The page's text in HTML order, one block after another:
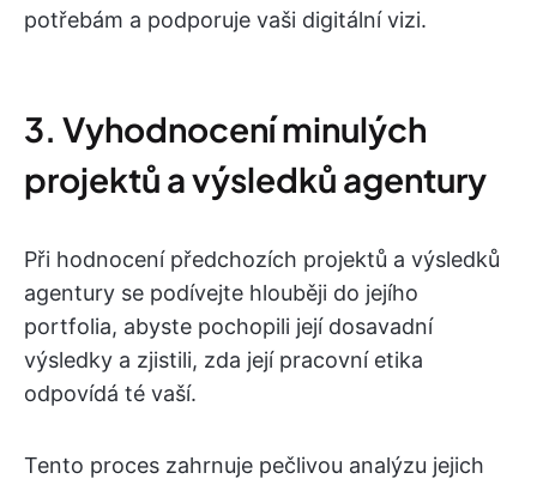
potřebám a podporuje vaši digitální vizi.
3. Vyhodnocení minulých
projektů a výsledků agentury
Při hodnocení předchozích projektů a výsledků
agentury se podívejte hlouběji do jejího
portfolia, abyste pochopili její dosavadní
výsledky a zjistili, zda její pracovní etika
odpovídá té vaší.
Tento proces zahrnuje pečlivou analýzu jejich